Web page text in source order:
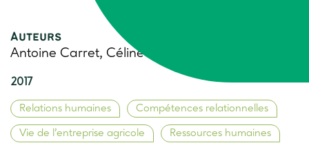
Auteurs
Antoine Carret, Céline Marec, Trame
2017
Relations humaines Compétences relationnelles
Vie de l’entreprise agricole Ressources humaines